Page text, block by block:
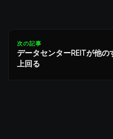
次の記事
データセンターREITが他
上回る